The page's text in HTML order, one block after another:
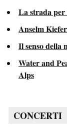
La strada
Anselm
Il senso della
Water and
Alps
CONCERTI